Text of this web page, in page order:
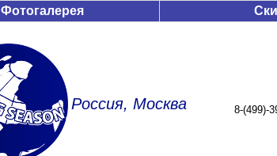
Фотогалерея
Россия, Москва 8-(499)-